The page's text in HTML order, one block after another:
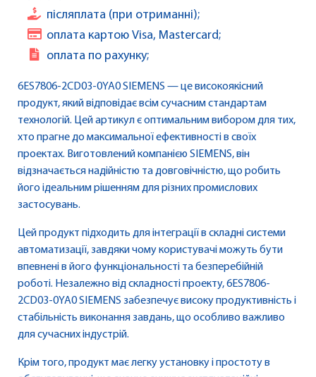
післяплата (при отриманні);
оплата картою Visa, Mastercard;
оплата по рахунку;
6ES7806-2CD03-0YA0 SIEMENS — це високоякісний
продукт, який відповідає всім сучасним стандартам
технологій. Цей артикул є оптимальним вибором для тих,
хто прагне до максимальної ефективності в своїх
проектах. Виготовлений компанією SIEMENS, він
відзначається надійністю та довговічністю, що робить
його ідеальним рішенням для різних промислових
застосувань.
Цей продукт підходить для інтеграції в складні системи
автоматизації, завдяки чому користувачі можуть бути
впевнені в його функціональності та безперебійній
роботі. Незалежно від складності проекту, 6ES7806-
2CD03-0YA0 SIEMENS забезпечує високу продуктивність і
стабільність виконання завдань, що особливо важливо
для сучасних індустрій.
Крім того, продукт має легку установку і простоту в